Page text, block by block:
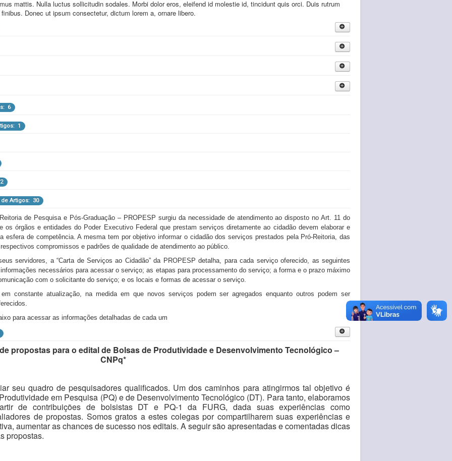
1
Total de Artigos: 3
mattis. Nulla luctus sollicitudin sodales. Morbi dolor eros, eleifend id molestie id, tincidunt quis orci. Duis rutrum
Donec ut ipsum consectetur, dictum lorem a, ornare libero.
Artigos: 0
1
1
0
3
de Artigos: 1
13
118
3
de Artigos: 1
de Artigos: 2
8
6
1
de Artigos: 30
de Pesquisa e Pós-Graduação – PROPESP surgiu da necessidade de atendimento ao disposto no Art. 11 do
os órgãos e entidades do Poder Executivo Federal que prestam serviços diretamente ao cidadão devem elaborar e
esfera de competência. A mesma tem por objetivo informar o cidadão dos serviços prestados pela Pró-Reitoria, das
compromissos e padrões de qualidade de atendimento ao público.
servidores, a “Carta de Serviços ao Cidadão” da PROPESP detalha, para cada serviço oferecido, as seguintes
necessários para acessar o serviço; as etapas para processamento do serviço; a forma e o prazo máximo
com o solicitante do serviço; e os locais e formas de acessar o serviço.
constante atualização, na medida em que novos serviços podem ser agregados enquanto outros podem ser
para acessar as informações detalhadas de cada um
propostas para o edital de Bolsas de Produtividade e Desenvolvimento Tecnológico –
CNPq*
seu quadro de pesquisadores qualificados. Um dos caminhos para atingirmos tal objetivo é
em Pesquisa (PQ) e de Desenvolvimento Tecnológico (DT). Para tanto, elaboramos
de contribuições de bolsistas DT e PQ-1 da FURG, dada suas experiências como
de propostas. Somos gratos a estes colegas por compartilharem suas experiências e
aumentar as chances de sucesso nos editais. A seguir são apresentadas e comentadas dicas
propostas.